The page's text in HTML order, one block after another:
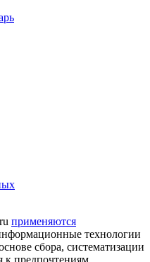
применяются
технологии
сбора, систематизации
к предпочтениям